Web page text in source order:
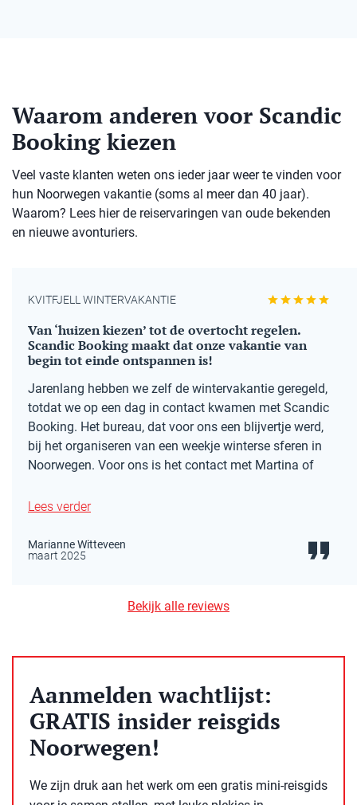
Waarom anderen voor Scandic
Booking kiezen
Veel vaste klanten weten ons ieder jaar weer te vinden voor
hun Noorwegen vakantie (soms al meer dan 40 jaar).
Waarom? Lees hier de reiservaringen van oude bekenden
en nieuwe avonturiers.
KVITFJELL WINTERVAKANTIE
Van ‘huizen kiezen’ tot de overtocht regelen.
Scandic Booking maakt dat onze vakantie van
begin tot einde ontspannen is!
Jarenlang hebben we zelf de wintervakantie geregeld,
totdat we op een dag in contact kwamen met Scandic
Booking. Het bureau, dat voor ons een blijvertje werd,
bij het organiseren van een weekje winterse sferen in
Noorwegen. Voor ons is het contact met Martina of
Lees verder
Marianne Witteveen
maart 2025
Bekijk alle reviews
Aanmelden wachtlijst:
GRATIS insider reisgids
Noorwegen!
We zijn druk aan het werk om een gratis mini-reisgids